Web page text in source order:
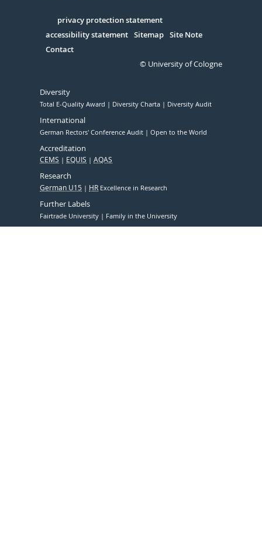
Serivce
privacy protection statement
accessibility statement Sitemap Site Note
Contact
© University of Cologne
Diversity
Total E-Quality Award Diversity Charta Diversity Audit
International
German Rectors' Conference Audit Open to the World
Accreditation
CEMS EQUIS AQAS
Research
German U15 HR Excellence in Research
Further Labels
Fairtrade University Family in the University